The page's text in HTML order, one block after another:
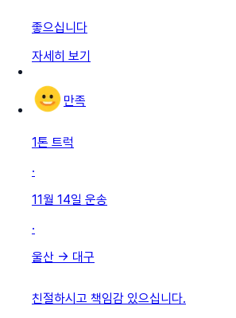
좋으십니다
자세히 보기
만족
1톤 트럭
·
11월 14일 운송
·
울산 → 대구
친절하시고 책임감 있으십니다.